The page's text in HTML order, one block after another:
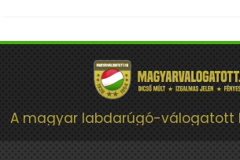
A magyar labdarúgó-válogatott